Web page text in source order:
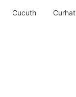
Cucuth Curhat